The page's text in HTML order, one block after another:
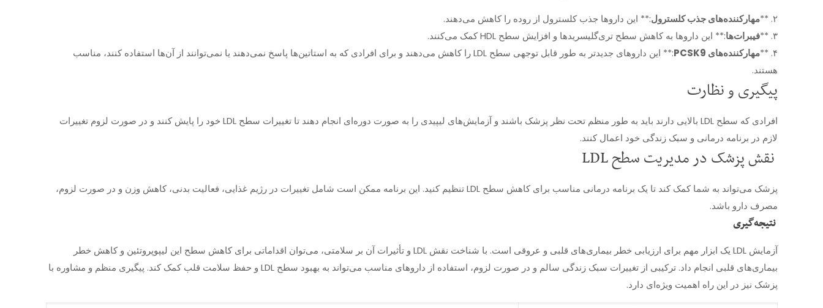
۲. ** مهارکننده‌های جذب کلسترول:** این داروها جذب کلسترول از روده را کاهش می‌دهند.
۳. **
فیبرات‌ها:** این داروها به کاهش سطح تری‌گلیسریدها و افزایش سطح HDL کمک می‌کنند.
۴. **
مهارکننده‌های PCSK9
:** این داروهای جدیدتر به طور قابل توجهی سطح LDL را کاهش می‌دهند و برای افرادی که به استاتین‌ها پاسخ نمی‌دهند یا نمی‌توانند از آن‌ها استفاده کنند، مناسب
هستند.
پیگیری و نظارت
افرادی که سطح LDL بالایی دارند باید به طور منظم تحت نظر پزشک باشند و آزمایش‌های لیپیدی را به صورت دوره‌ای انجام دهند تا تغییرات سطح LDL خود را پایش کنند و در صورت لزوم تغییرات
لازم در برنامه درمانی و سبک زندگی خود اعمال کنند.
نقش پزشک در مدیریت سطح LDL
پزشک می‌تواند به شما کمک کند تا یک برنامه درمانی مناسب برای کاهش سطح LDL تنظیم کنید. این برنامه ممکن است شامل تغییرات در رژیم غذایی، فعالیت بدنی، کاهش وزن و در صورت لزوم،
مصرف دارو باشد.
نتیجه‌گیری
آزمایش LDL یک ابزار مهم برای ارزیابی خطر بیماری‌های قلبی و عروقی است. با شناخت نقش LDL و تأثیرات آن بر سلامتی، می‌توان اقداماتی برای کاهش سطح این لیپوپروتئین و کاهش خطر
بیماری‌های قلبی انجام داد. ترکیبی از تغییرات سبک زندگی سالم و در صورت لزوم، استفاده از داروهای مناسب می‌تواند به بهبود سطح LDL و حفظ سلامت قلب کمک کند. پیگیری منظم و مشاوره با
پزشک نیز در این راه اهمیت ویژه‌ای دارد.